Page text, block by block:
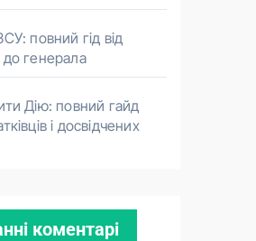
повний гід від
до генерала
Дію: повний гайд
і досвідчених
коментарі